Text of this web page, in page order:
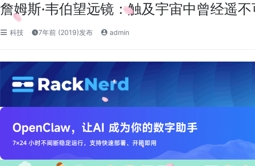
詹姆斯·韦伯望远镜：触及宇宙中曾经遥
科技 7年前 (2019)发布 admin